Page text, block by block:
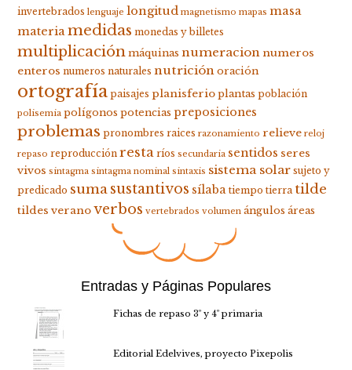
invertebrados lenguaje longitud magnetismo mapas masa
materiamedidas monedas y billetes
multiplicación máquinas numeracion numeros
enteros numeros naturales nutrición oración
ortografía paisajes planisferio plantas población
polisemia polígonos potencias preposiciones
problemas pronombres raices razonamiento relieve reloj
repaso reproducción resta ríos secundaria sentidos seres
vivos sintagma sintagma nominal sintaxis sistema solar sujeto y
predicado sumasustantivos sílaba tiempo tierra tilde
tildes verano verbos vertebrados volumen ángulos áreas
Entradas y Páginas Populares
Fichas de repaso 3º y 4º primaria
Editorial Edelvives, proyecto Pixepolis